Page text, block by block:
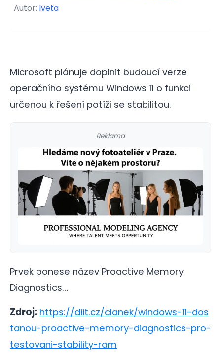
Autor: Iveta
Microsoft plánuje doplnit budoucí verze
operačního systému Windows 11 o funkci
určenou k řešení potíží se stabilitou.
Reklama
Prvek ponese název Proactive Memory
Diagnostics…
Zdroj: https://diit.cz/clanek/windows-11-dos
tanou-proactive-memory-diagnostics-pro-
testovani-stability-ram